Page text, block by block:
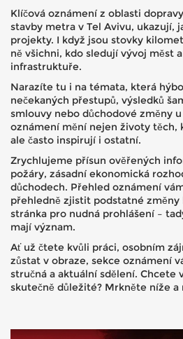
Klíčová oznámení z oblasti
stavby metra v Tel Avivu, ukazují,
projekty. I když jsou stovky
ně všichni, kdo sledují vývoj měst
infrastruktuře.
Narazíte tu i na témata, která
nečekaných přestupů, výsledků
smlouvy nebo důchodové změny
oznámení mění nejen životy těch,
ale často inspirují i ostatní.
Zrychlujeme přísun ověřených
požáry, zásadní ekonomická
důchodech. Přehled oznámení
přehledně zjistit podstatné změny
stránka pro nudná prohlášení –
mají význam.
Ať už čtete kvůli práci, osobním
zůstat v obraze, sekce oznámení
stručná a aktuální sdělení. Chcete
skutečně důležité? Mrkněte níže